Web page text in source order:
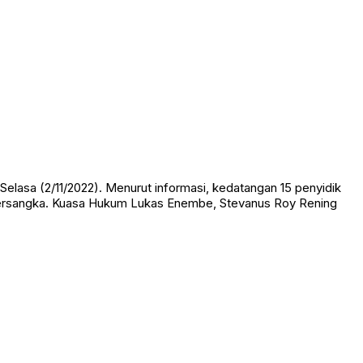
(2/11/2022). Menurut informasi, kedatangan 15 penyidik
Kuasa Hukum Lukas Enembe, Stevanus Roy Rening